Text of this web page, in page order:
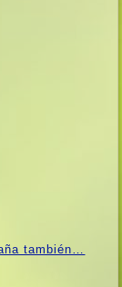
también…